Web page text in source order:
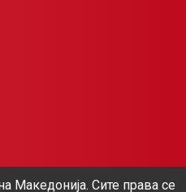
Македонија. Сите права се